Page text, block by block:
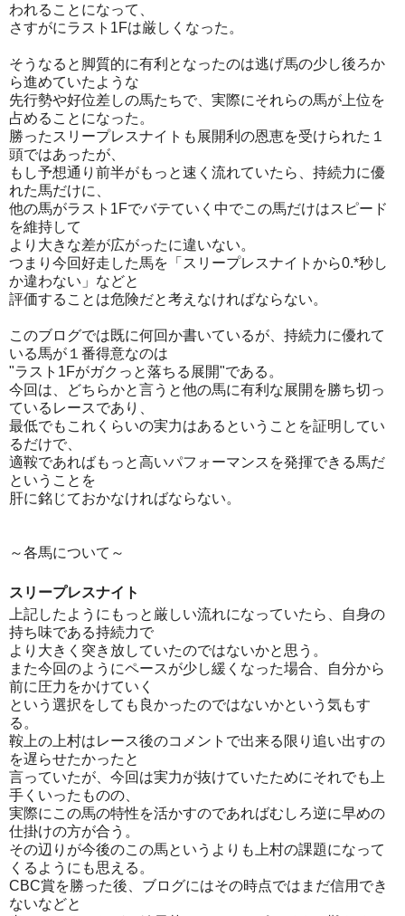
われることになって、
さすがにラスト1Fは厳しくなった。
そうなると脚質的に有利となったのは逃げ馬の少し後ろか
ら進めていたような
先行勢や好位差しの馬たちで、実際にそれらの馬が上位を
占めることになった。
勝ったスリープレスナイトも展開利の恩恵を受けられた１
頭ではあったが、
もし予想通り前半がもっと速く流れていたら、持続力に優
れた馬だけに、
他の馬がラスト1Fでバテていく中でこの馬だけはスピード
を維持して
より大きな差が広がったに違いない。
つまり今回好走した馬を「スリープレスナイトから0.*秒し
か違わない」などと
評価することは危険だと考えなければならない。
このブログでは既に何回か書いているが、持続力に優れて
いる馬が１番得意なのは
"ラスト1Fがガクっと落ちる展開"である。
今回は、どちらかと言うと他の馬に有利な展開を勝ち切っ
ているレースであり、
最低でもこれくらいの実力はあるということを証明してい
るだけで、
適鞍であればもっと高いパフォーマンスを発揮できる馬だ
ということを
肝に銘じておかなければならない。
～各馬について～
スリープレスナイト
上記したようにもっと厳しい流れになっていたら、自身の
持ち味である持続力で
より大きく突き放していたのではないかと思う。
また今回のようにペースが少し緩くなった場合、自分から
前に圧力をかけていく
という選択をしても良かったのではないかという気もす
る。
鞍上の上村はレース後のコメントで出来る限り追い出すの
を遅らせたかったと
言っていたが、今回は実力が抜けていたためにそれでも上
手くいったものの、
実際にこの馬の特性を活かすのであればむしろ逆に早めの
仕掛けの方が合う。
その辺りが今後のこの馬というよりも上村の課題になって
くるようにも思える。
CBC賞を勝った後、ブログにはその時点ではまだ信用でき
ないなどと